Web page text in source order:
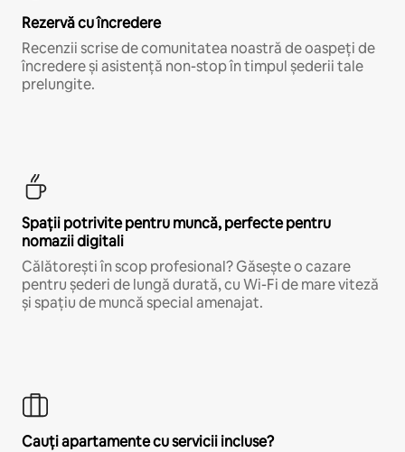
Rezervă cu încredere
Recenzii scrise de comunitatea noastră de oaspeți de
încredere și asistență non-stop în timpul șederii tale
prelungite.
Spații potrivite pentru muncă, perfecte pentru
nomazii digitali
Călătorești în scop profesional? Găsește o cazare
pentru șederi de lungă durată, cu Wi-Fi de mare viteză
și spațiu de muncă special amenajat.
Cauți apartamente cu servicii incluse?